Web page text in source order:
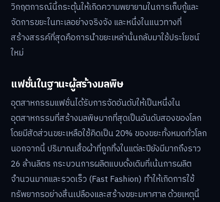
วิกฤตการณ์นี้กระตุ้นให้เกิดความพยายามในการเก็บกู้และ
จัดการขยะในทะเลอย่างจริงจัง และหนึ่งในแนวทางที่
สร้างสรรค์ที่สุดคือการนำขยะเหล่านั้นกลับมาใช้ประโยชน์
ใหม่
แฟชั่นในฐานะผู้สร้างมลพิษ
อุตสาหกรรมแฟชั่นได้รับการจัดอันดับให้เป็นหนึ่งใน
อุตสาหกรรมที่สร้างมลพิษมากที่สุดเป็นอันดับสองของโลก
โดยมีสัดส่วนขยะเหลือใช้คิดเป็น 20% ของขยะทั้งหมดทั่วโลก
นอกจากนี้ ปริมาณเสื้อผ้าที่ถูกทิ้งในแต่ละปียังมีมากถึงราว
26 ล้านลิตร กระบวนการผลิตแบบดั้งเดิมที่เน้นการผลิต
จำนวนมากและรวดเร็ว (Fast Fashion) ทำให้เกิดการใช้
ทรัพยากรอย่างสิ้นเปลืองและสร้างขยะมหาศาล ด้วยเหตุนี้